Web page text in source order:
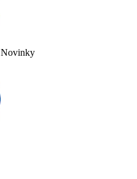
Novinky